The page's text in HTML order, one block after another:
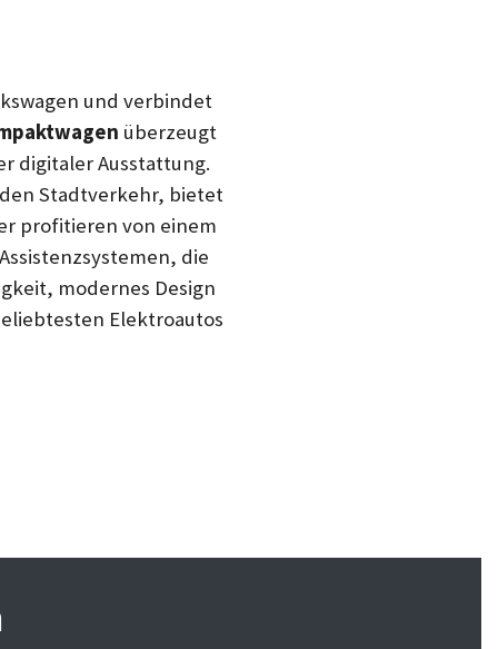
und verbindet
überzeugt
digitaler Ausstattung.
Stadtverkehr, bietet
profitieren von einem
die
modernes Design
Elektroautos